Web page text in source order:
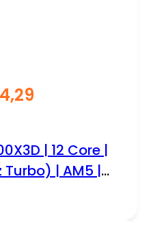
| 12 Core |
Turbo) | AM5 |